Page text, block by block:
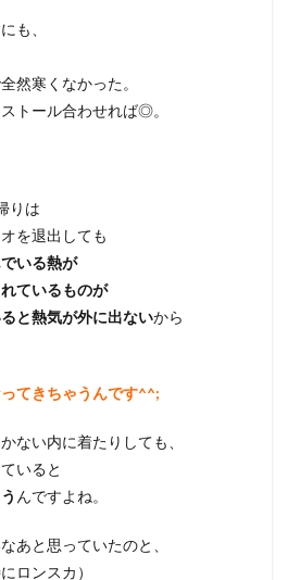
にも、
然寒くなかった。
トール合わせれば◎。
りは
を退出しても
いる熱が
ているものが
と熱気が外に出ないから
てきちゃうんです^^;
ない内に着たりしても、
いると
んですよね。
あと思っていたのと、
ロンスカ）